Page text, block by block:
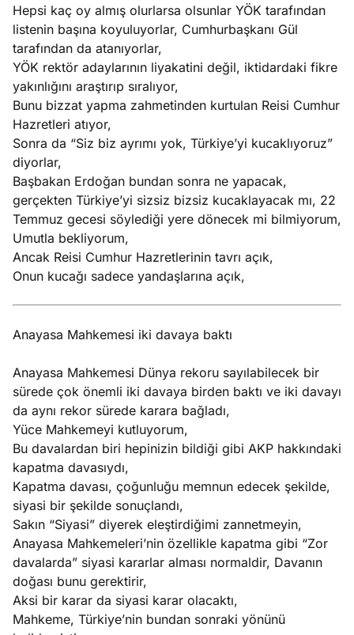
Hepsi kaç oy almış olurlarsa olsunlar YÖK tarafından
listenin başına koyuluyorlar, Cumhurbaşkanı Gül
tarafından da atanıyorlar,
YÖK rektör adaylarının liyakatini değil, iktidardaki fikre
yakınlığını araştırıp sıralıyor,
Bunu bizzat yapma zahmetinden kurtulan Reisi Cumhur
Hazretleri atıyor,
Sonra da “Siz biz ayrımı yok, Türkiye’yi kucaklıyoruz”
diyorlar,
Başbakan Erdoğan bundan sonra ne yapacak,
gerçekten Türkiye’yi sizsiz bizsiz kucaklayacak mı, 22
Temmuz gecesi söylediği yere dönecek mi bilmiyorum,
Umutla bekliyorum,
Ancak Reisi Cumhur Hazretlerinin tavrı açık,
Onun kucağı sadece yandaşlarına açık,
Anayasa Mahkemesi iki davaya baktı
Anayasa Mahkemesi Dünya rekoru sayılabilecek bir
sürede çok önemli iki davaya birden baktı ve iki davayı
da aynı rekor sürede karara bağladı,
Yüce Mahkemeyi kutluyorum,
Bu davalardan biri hepinizin bildiği gibi AKP hakkındaki
kapatma davasıydı,
Kapatma davası, çoğunluğu memnun edecek şekilde,
siyasi bir şekilde sonuçlandı,
Sakın “Siyasi” diyerek eleştirdiğimi zannetmeyin,
Anayasa Mahkemeleri’nin özellikle kapatma gibi “Zor
davalarda” siyasi kararlar alması normaldir, Davanın
doğası bunu gerektirir,
Aksi bir karar da siyasi karar olacaktı,
Mahkeme, Türkiye’nin bundan sonraki yönünü